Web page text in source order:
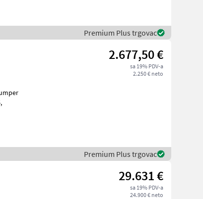
Premium Plus trgovac
2.677,50 €
sa 19% PDV-a
2.250 € neto
Premium Plus trgovac
29.631 €
sa 19% PDV-a
24.900 € neto